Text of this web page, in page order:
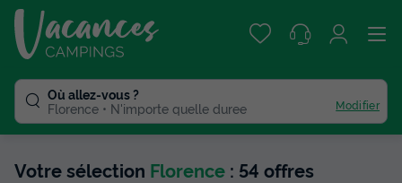
Où allez-vous ?
Florence
N'importe quelle duree Modifier
Votre sélection Florence : 54 offres